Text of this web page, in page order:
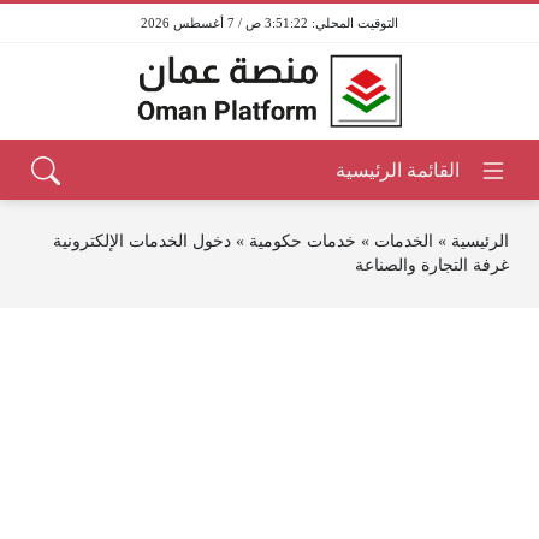
3:51:22 ص / 7 أغسطس 2026
الرئيسية » الخدمات » خدمات حكومية » دخول الخدمات الإلكترونية
غرفة التجارة والصناعة